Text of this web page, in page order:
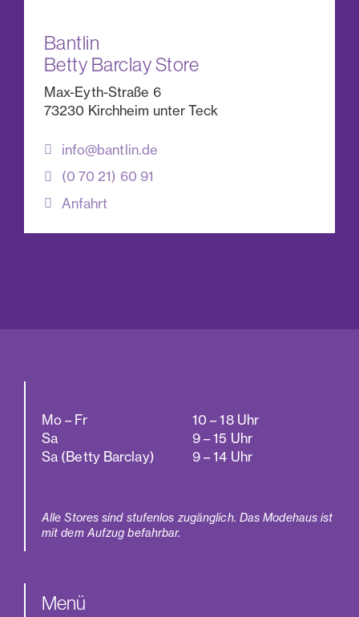
Bantlin
Betty Barclay Store
Max-Eyth-Straße 6
73230 Kirchheim unter Teck
info@bantlin.de
(0 70 21) 60 91
Anfahrt
Mo – Fr
10 – 18 Uhr
Sa
9 – 15 Uhr
Sa (Betty Barclay)
9 – 14 Uhr
Alle Stores sind stufenlos zugänglich. Das Modehaus ist
mit dem Aufzug befahrbar.
Menü